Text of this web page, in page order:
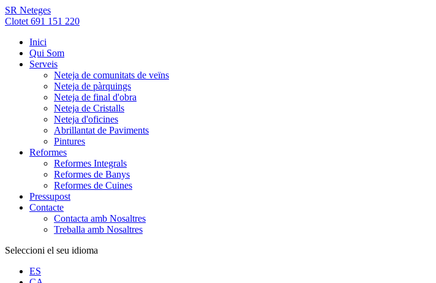
SR Neteges
Clotet 691 151 220
Inici
Qui Som
Serveis
Neteja de comunitats de veïns
Neteja de pàrquings
Neteja de final d'obra
Neteja de Cristalls
Neteja d'oficines
Abrillantat de Paviments
Pintures
Reformes
Reformes Integrals
Reformes de Banys
Reformes de Cuines
Pressupost
Contacte
Contacta amb Nosaltres
Treballa amb Nosaltres
Seleccioni el seu idioma
ES